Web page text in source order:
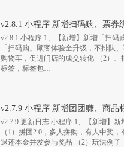
v2.8.1 小程序 新增扫码购、票券
v2.8.1 小程序 1、【新增】新增「扫码
「扫码购」顾客体验全升级，不排队
购物车，促进门店的成交转化 （2）
标签，标签包…
v2.7.9 小程序 新增团团赚、商品
v2.7.9 更新日志 小程序 1、【新增】
（1）拼团2.0，多人拼购，有人中奖
退还本金并发参与奖品 （2）玩法例子